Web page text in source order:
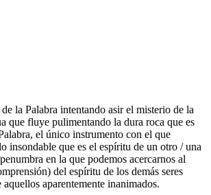
la Palabra intentando asir el misterio de la
que fluye pulimentando la dura roca que es
el único instrumento con el que
insondable que es el espíritu de un otro / una
en la que podemos acercarnos al
del espíritu de los demás seres
aparentemente inanimados.